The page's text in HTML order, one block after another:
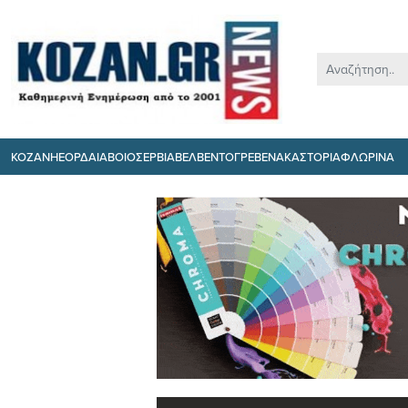
ΚΟΖΑΝΗΕΟΡΔΑΙΑΒΟΙΟΣΕΡΒΙΑΒΕΛΒΕΝΤΟΓΡΕΒΕΝΑΚΑΣΤΟΡΙΑΦΛΩΡΙΝΑ